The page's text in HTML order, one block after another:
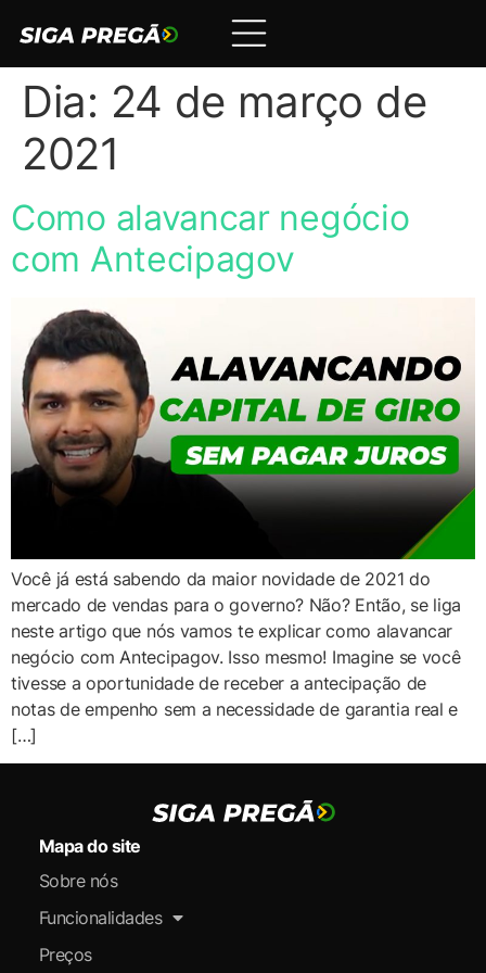
Dia: 24 de março de
2021
Como alavancar negócio
com Antecipagov
Você já está sabendo da maior novidade de 2021 do
mercado de vendas para o governo? Não? Então, se liga
neste artigo que nós vamos te explicar como alavancar
negócio com Antecipagov. Isso mesmo! Imagine se você
tivesse a oportunidade de receber a antecipação de
notas de empenho sem a necessidade de garantia real e
[…]
Mapa do site
Sobre nós
Funcionalidades
Preços